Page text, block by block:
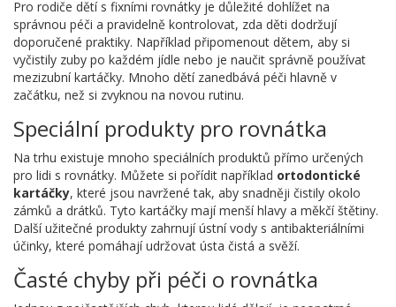
Pro rodiče dětí s fixními rovnátky je důležité dohlížet na
správnou péči a pravidelně kontrolovat, zda děti dodržují
doporučené praktiky. Například připomenout dětem, aby si
vyčistily zuby po každém jídle nebo je naučit správně používat
mezizubní kartáčky. Mnoho dětí zanedbává péči hlavně v
začátku, než si zvyknou na novou rutinu.
Speciální produkty pro rovnátka
Na trhu existuje mnoho speciálních produktů přímo určených
pro lidi s rovnátky. Můžete si pořídit například ortodontické
kartáčky, které jsou navržené tak, aby snadněji čistily okolo
zámků a drátků. Tyto kartáčky mají menší hlavy a měkčí štětiny.
Další užitečné produkty zahrnují ústní vody s antibakteriálními
účinky, které pomáhají udržovat ústa čistá a svěží.
Časté chyby při péči o rovnátka